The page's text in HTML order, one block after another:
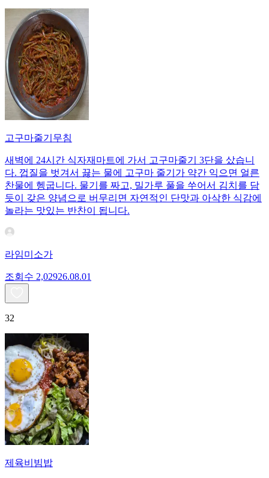
고구마줄기무침
새벽에 24시간 식자재마트에 가서 고구마줄기 3단을 샀습니
다. 껍질을 벗겨서 끓는 물에 고구마 줄기가 약간 익으면 얼른
찬물에 헹굽니다. 물기를 짜고, 밀가루 풀을 쑤어서 김치를 담
듯이 갖은 양념으로 버무리면 자연적인 단맛과 아삭한 식감에
놀라는 맛있는 반찬이 됩니다.
라임미소가
조회수 2,02926.08.01
32
제육비빔밥